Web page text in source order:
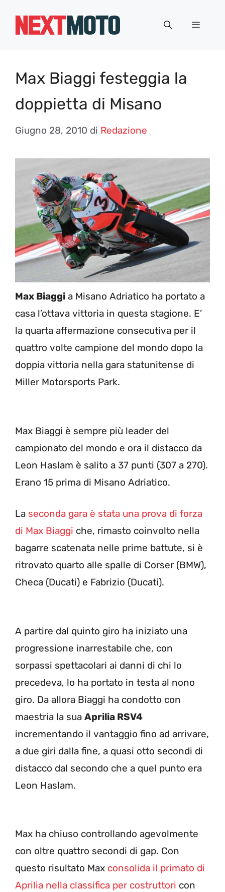
Menu
Max Biaggi festeggia la
doppietta di Misano
Giugno 28, 2010 di Redazione
Max Biaggi a Misano Adriatico ha portato a
casa l’ottava vittoria in questa stagione. E’
la quarta affermazione consecutiva per il
quattro volte campione del mondo dopo la
doppia vittoria nella gara statunitense di
Miller Motorsports Park.
Max Biaggi è sempre più leader del
campionato del mondo e ora il distacco da
Leon Haslam è salito a 37 punti (307 a 270).
Erano 15 prima di Misano Adriatico.
La seconda gara è stata una prova di forza
di Max Biaggi che, rimasto coinvolto nella
bagarre scatenata nelle prime battute, si è
ritrovato quarto alle spalle di Corser (BMW),
Checa (Ducati) e Fabrizio (Ducati).
A partire dal quinto giro ha iniziato una
progressione inarrestabile che, con
sorpassi spettacolari ai danni di chi lo
precedeva, lo ha portato in testa al nono
giro. Da allora Biaggi ha condotto con
maestria la sua Aprilia RSV4
incrementando il vantaggio fino ad arrivare,
a due giri dalla fine, a quasi otto secondi di
distacco dal secondo che a quel punto era
Leon Haslam.
Max ha chiuso controllando agevolmente
con oltre quattro secondi di gap. Con
questo risultato Max consolida il primato di
Aprilia nella classifica per costruttori con